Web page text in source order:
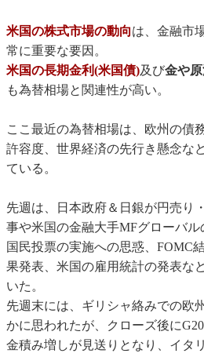
米国の株式市場の動向は、金融市
常に重要な要因。
米国の長期金利(米国債)及び金や
も為替相場と関連性が高い。
ここ最近の為替相場は、欧州の債
許容度、世界経済の先行き懸念な
ている。
先週は、日本政府＆日銀が円売り
事や米国の金融大手MFグローバ
国民投票の実施への思惑、FOMC
果発表、米国の雇用統計の発表な
いた。
先週末には、ギリシャ絡みでの欧
かに思われたが、クローズ後に
金積み増しが見送りとなり、イタ